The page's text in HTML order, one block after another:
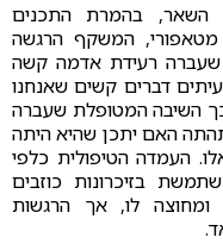
השאר, בהמרת התכנים
מטאפורי, המשקף הרגשה
שעברה רעידת אדמה קשה
דברים קשים שאנחנו
השיבה המטופלת שעברה
תהתה האם יתכן שהיא היתה
העמדה הטיפולית כלפי
בזיכרונות כוזבים
ומחוצה לו, אך הרגשות